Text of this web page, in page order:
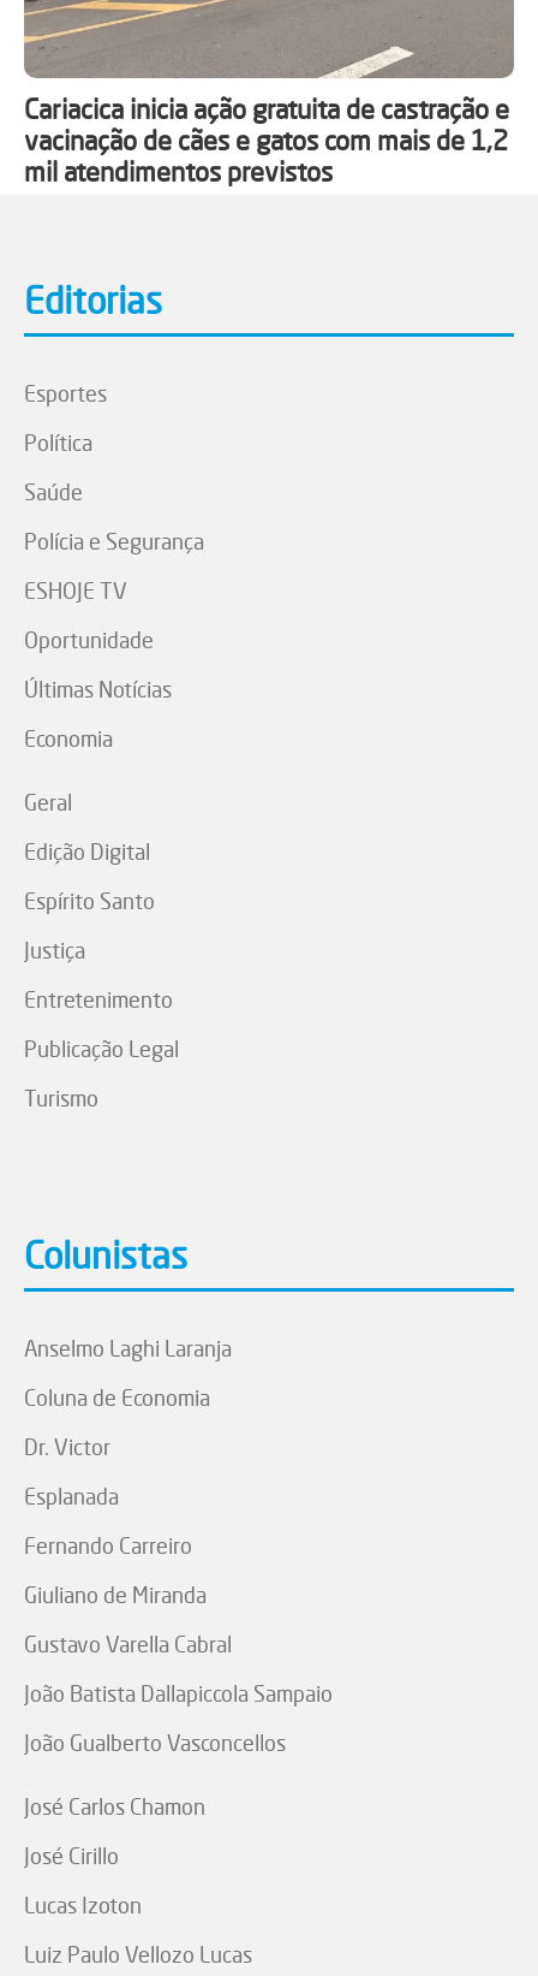
Cariacica inicia ação gratuita de castração e
vacinação de cães e gatos com mais de 1,2
mil atendimentos previstos
Editorias
Esportes
Política
Saúde
Polícia e Segurança
ESHOJE TV
Oportunidade
Últimas Notícias
Economia
Geral
Edição Digital
Espírito Santo
Justiça
Entretenimento
Publicação Legal
Turismo
Colunistas
Anselmo Laghi Laranja
Coluna de Economia
Dr. Victor
Esplanada
Fernando Carreiro
Giuliano de Miranda
Gustavo Varella Cabral
João Batista Dallapiccola Sampaio
João Gualberto Vasconcellos
José Carlos Chamon
José Cirillo
Lucas Izoton
Luiz Paulo Vellozo Lucas